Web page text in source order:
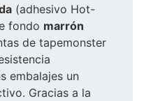
(adhesivo Hot-
fondo marrón
de tapemonster
embalajes un
Gracias a la